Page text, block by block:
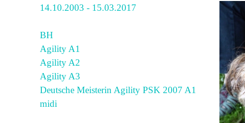
▼
▼
14.10.2003 - 15.03.2017
BH
Agility A1
Agility A2
Agility A3
Deutsche Meisterin Agility PSK 2007 A1
midi